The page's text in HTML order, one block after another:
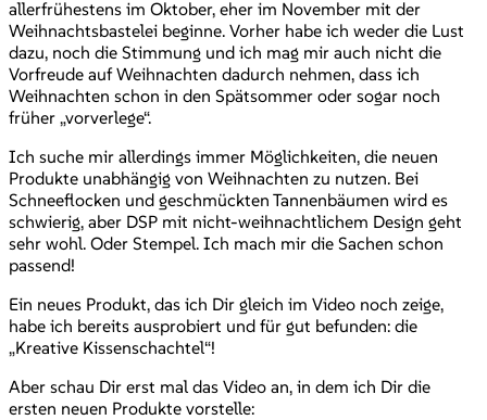
allerfrühestens im Oktober, eher im November mit der
Weihnachtsbastelei beginne. Vorher habe ich weder die Lust
dazu, noch die Stimmung und ich mag mir auch nicht die
Vorfreude auf Weihnachten dadurch nehmen, dass ich
Weihnachten schon in den Spätsommer oder sogar noch
früher „vorverlege“.
Ich suche mir allerdings immer Möglichkeiten, die neuen
Produkte unabhängig von Weihnachten zu nutzen. Bei
Schneeflocken und geschmückten Tannenbäumen wird es
schwierig, aber DSP mit nicht-weihnachtlichem Design geht
sehr wohl. Oder Stempel. Ich mach mir die Sachen schon
passend!
Ein neues Produkt, das ich Dir gleich im Video noch zeige,
habe ich bereits ausprobiert und für gut befunden: die
„Kreative Kissenschachtel“!
Aber schau Dir erst mal das Video an, in dem ich Dir die
ersten neuen Produkte vorstelle: